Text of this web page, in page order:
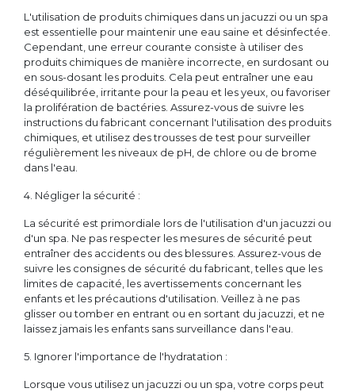
L'utilisation de produits chimiques dans un jacuzzi ou un spa
est essentielle pour maintenir une eau saine et désinfectée.
Cependant, une erreur courante consiste à utiliser des
produits chimiques de manière incorrecte, en surdosant ou
en sous-dosant les produits. Cela peut entraîner une eau
déséquilibrée, irritante pour la peau et les yeux, ou favoriser
la prolifération de bactéries. Assurez-vous de suivre les
instructions du fabricant concernant l'utilisation des produits
chimiques, et utilisez des trousses de test pour surveiller
régulièrement les niveaux de pH, de chlore ou de brome
dans l'eau.
4. Négliger la sécurité :
La sécurité est primordiale lors de l'utilisation d'un jacuzzi ou
d'un spa. Ne pas respecter les mesures de sécurité peut
entraîner des accidents ou des blessures. Assurez-vous de
suivre les consignes de sécurité du fabricant, telles que les
limites de capacité, les avertissements concernant les
enfants et les précautions d'utilisation. Veillez à ne pas
glisser ou tomber en entrant ou en sortant du jacuzzi, et ne
laissez jamais les enfants sans surveillance dans l'eau.
5. Ignorer l'importance de l'hydratation :
Lorsque vous utilisez un jacuzzi ou un spa, votre corps peut